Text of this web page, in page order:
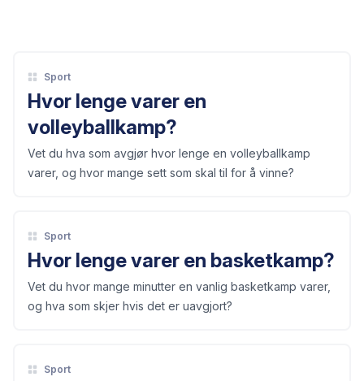
Sport
Hvor lenge varer en
volleyballkamp?
Vet du hva som avgjør hvor lenge en volleyballkamp
varer, og hvor mange sett som skal til for å vinne?
Sport
Hvor lenge varer en basketkamp?
Vet du hvor mange minutter en vanlig basketkamp varer,
og hva som skjer hvis det er uavgjort?
Sport